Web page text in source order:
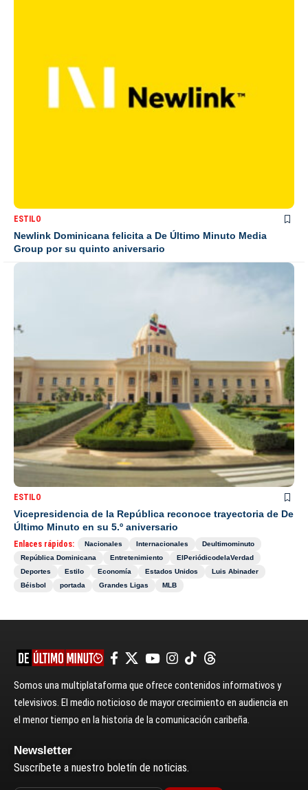
ESTILO
Newlink Dominicana felicita a De Último Minuto Media
Group por su quinto aniversario
ESTILO
Vicepresidencia de la República reconoce trayectoria de De
Último Minuto en su 5.º aniversario
Enlaces rápidos: Nacionales Internacionales
Deultimominuto
República Dominicana
Entretenimiento
ElPeriódicodelaVerdad
Deportes
Estilo Economía Estados Unidos
Luis Abinader
Béisbol
portada Grandes Ligas MLB
Somos una multiplataforma que ofrece contenidos informativos y
televisivos. El medio noticioso de mayor crecimiento en audiencia en
el menor tiempo en la historia de la comunicación caribeña.
Newsletter
Suscríbete a nuestro boletín de noticias.